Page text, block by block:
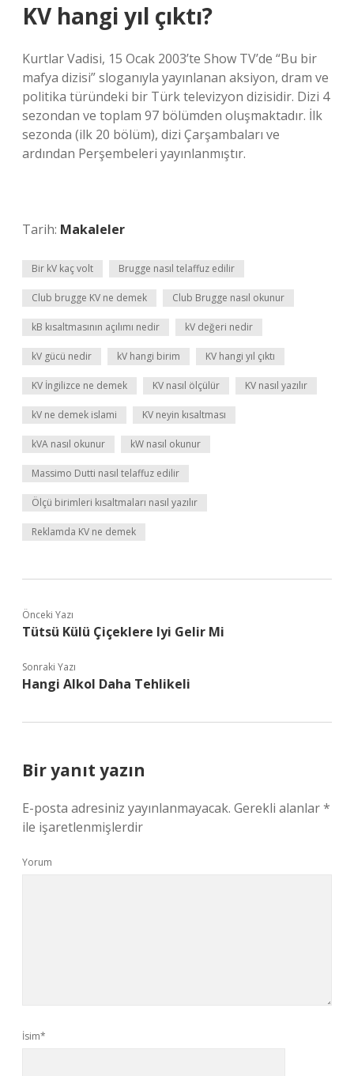
KV hangi yıl çıktı?
Kurtlar Vadisi, 15 Ocak 2003’te Show TV’de “Bu bir
mafya dizisi” sloganıyla yayınlanan aksiyon, dram ve
politika türündeki bir Türk televizyon dizisidir. Dizi 4
sezondan ve toplam 97 bölümden oluşmaktadır. İlk
sezonda (ilk 20 bölüm), dizi Çarşambaları ve
ardından Perşembeleri yayınlanmıştır.
Tarih: Makaleler
Bir kV kaç volt Brugge nasıl telaffuz edilir
Club brugge KV ne demek Club Brugge nasıl okunur
kB kısaltmasının açılımı nedir kV değeri nedir
kV gücü nedir kV hangi birim KV hangi yıl çıktı
KV İngilizce ne demek KV nasıl ölçülür KV nasıl yazılır
kV ne demek islami KV neyin kısaltması
kVA nasıl okunur kW nasıl okunur
Massimo Dutti nasıl telaffuz edilir
Ölçü birimleri kısaltmaları nasıl yazılır
Reklamda KV ne demek
Önceki Yazı
Tütsü Külü Çiçeklere Iyi Gelir Mi
Sonraki Yazı
Hangi Alkol Daha Tehlikeli
Bir yanıt yazın
E-posta adresiniz yayınlanmayacak. Gerekli alanlar*
ile işaretlenmişlerdir
Yorum
İsim*